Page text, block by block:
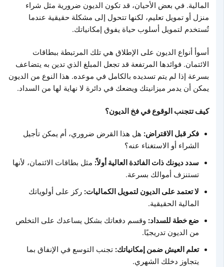
المالية. في بعض الأحيان، قد تكون الديون ضرورية مثل شراء
منزل أو تمويل تعليم، لكنها تتحول إلى مشكلة حقيقية عندما
تُستخدم لتمويل أسلوب حياة يفوق إمكانياتك.
أسوأ أنواع الديون على الإطلاق هي تلك المرتبطة ببطاقات
الائتمان. فوائدها المرتفعة قد تجعل المبلغ الذي تدين به يتضاعف
بسرعة إذا لم يتم تسديده بالكامل في موعده. هذا النوع من الديون
يمكن أن يدمر ميزانيتك ويضعك في دائرة لا نهاية لها من السداد.
كيف تتجنب الوقوع في فخ الديون؟
فكر قبل الاقتراض:هل هذا القرض ضروري، أم يمكن تأجيل
الشراء أو الاستغناء عنه؟
سدد ديونك ذات الفائدة العالية أولاً:مثل بطاقات الائتمان، لأنها
تستنزف أموالك بسرعة.
لا تعتمد على الديون لتمويل الكماليات:ركز على أولوياتك
المالية الحقيقية.
ضع خطة للسداد:وقسم دفعاتك بشكل يساعدك على التخلص
من الديون تدريجيًا.
تعلم العيش ضمن إمكانياتك:تجنب التوسع في الإنفاق بما
يتجاوز دخلك الشهري.